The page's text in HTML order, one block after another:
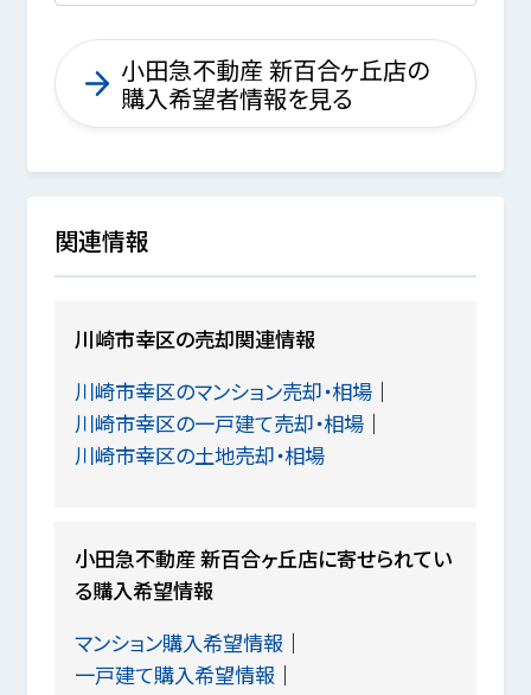
小田急不動産 新百合ヶ丘店の
購入希望者情報を見る
関連情報
川崎市幸区の売却関連情報
川崎市幸区のマンション売却・相場
川崎市幸区の一戸建て売却・相場
川崎市幸区の土地売却・相場
小田急不動産 新百合ヶ丘店に寄せられてい
る購入希望情報
マンション購入希望情報
一戸建て購入希望情報